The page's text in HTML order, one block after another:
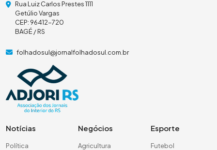
Rua Luiz Carlos Prestes 1111
Getúlio Vargas
CEP: 96412-720
BAGÉ / RS
folhadosul@jornalfolhadosul.com.br
Notícias
Política
Negócios
Agricultura
Esporte
Futebol